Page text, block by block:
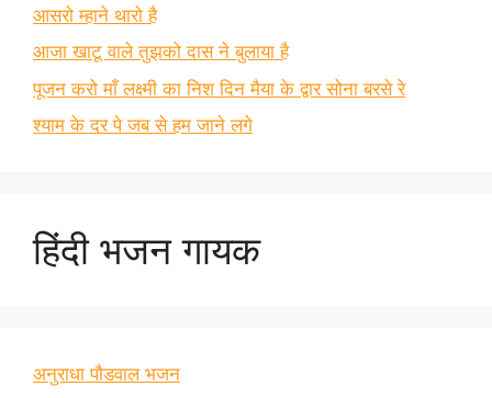
आसरो म्हाने थारो है
आजा खाटू वाले तुझको दास ने बुलाया है
पूजन करो माँ लक्ष्मी का निश दिन मैया के द्वार सोना बरसे रे
श्याम के दर पे जब से हम जाने लगे
हिंदी भजन गायक
अनुराधा पौडवाल भजन